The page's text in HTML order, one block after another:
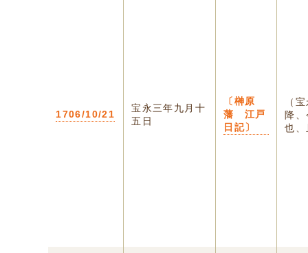
1706/10/21
宝永三年九月十
五日
〔榊原
藩 江戸
日記〕
（
降
也